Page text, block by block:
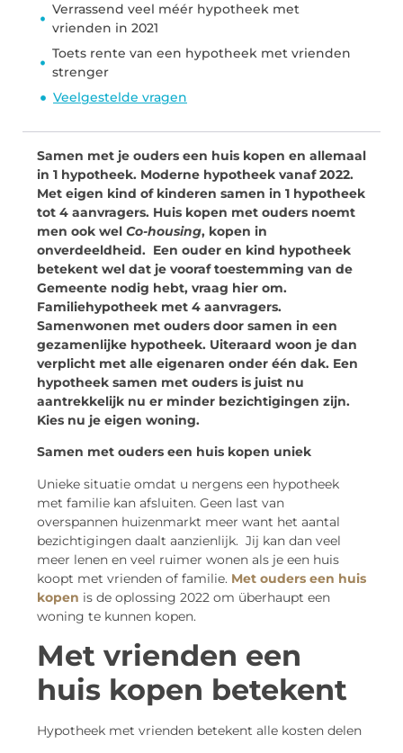
Verrassend veel méér hypotheek met
vrienden in 2021
Toets rente van een hypotheek met vrienden
strenger
Veelgestelde vragen
Samen met je ouders een huis kopen en allemaal
in 1 hypotheek. Moderne hypotheek vanaf 2022.
Met eigen kind of kinderen samen in 1 hypotheek
tot 4 aanvragers. Huis kopen met ouders noemt
men ook wel Co-housing, kopen in
onverdeeldheid. Een ouder en kind hypotheek
betekent wel dat je vooraf toestemming van de
Gemeente nodig hebt, vraag hier om.
Familiehypotheek met 4 aanvragers.
Samenwonen met ouders door samen in een
gezamenlijke hypotheek. Uiteraard woon je dan
verplicht met alle eigenaren onder één dak. Een
hypotheek samen met ouders is juist nu
aantrekkelijk nu er minder bezichtigingen zijn.
Kies nu je eigen woning.
Samen met ouders een huis kopen uniek
Unieke situatie omdat u nergens een hypotheek
met familie kan afsluiten. Geen last van
overspannen huizenmarkt meer want het aantal
bezichtigingen daalt aanzienlijk. Jij kan dan veel
meer lenen en veel ruimer wonen als je een huis
koopt met vrienden of familie. Met ouders een huis
kopen is de oplossing 2022 om überhaupt een
woning te kunnen kopen.
Met vrienden een
huis kopen betekent
Hypotheek met vrienden betekent alle kosten delen